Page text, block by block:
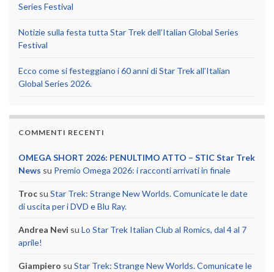
Series Festival
Notizie sulla festa tutta Star Trek dell’Italian Global Series
Festival
Ecco come si festeggiano i 60 anni di Star Trek all’Italian
Global Series 2026.
COMMENTI RECENTI
OMEGA SHORT 2026: PENULTIMO ATTO – STIC Star Trek
News su Premio Omega 2026: i racconti arrivati in finale
Troc su Star Trek: Strange New Worlds. Comunicate le date
di uscita per i DVD e Blu Ray.
Andrea Nevi su Lo Star Trek Italian Club al Romics, dal 4 al 7
aprile!
Giampiero su Star Trek: Strange New Worlds. Comunicate le